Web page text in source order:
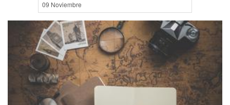
09 Noviembre